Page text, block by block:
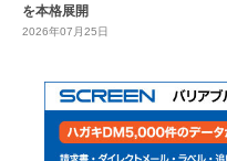
を本格展開
2026年07月25日